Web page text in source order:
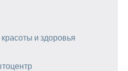
и здоровья